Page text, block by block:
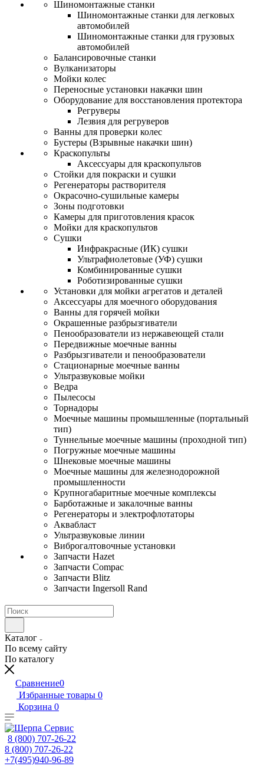
Шиномонтажные станки
Шиномонтажные станки для легковых
автомобилей
Шиномонтажные станки для грузовых
автомобилей
Балансировочные станки
Вулканизаторы
Мойки колес
Переносные установки накачки шин
Оборудование для восстановления протектора
Регруверы
Лезвия для регруверов
Ванны для проверки колес
Бустеры (Взрывные накачки шин)
Краскопульты
Аксессуары для краскопультов
Стойки для покраски и сушки
Регенераторы растворителя
Окрасочно-сушильные камеры
Зоны подготовки
Камеры для приготовления красок
Мойки для краскопультов
Сушки
Инфракрасные (ИК) сушки
Ультрафиолетовые (УФ) сушки
Комбинированные сушки
Роботизированные сушки
Установки для мойки агрегатов и деталей
Аксессуары для моечного оборудования
Ванны для горячей мойки
Окрашенные разбрызгиватели
Пенообразователи из нержавеющей стали
Передвижные моечные ванны
Разбрызгиватели и пенообразователи
Стационарные моечные ванны
Ультразвуковые мойки
Ведра
Пылесосы
Торнадоры
Моечные машины промышленные (портальный
тип)
Туннельные моечные машины (проходной тип)
Погружные моечные машины
Шнековые моечные машины
Моечные машины для железнодорожной
промышленности
Крупногабаритные моечные комплексы
Барботажные и закалочные ванны
Регенераторы и электрофлотаторы
Аквабласт
Ультразвуковые линии
Виброгалтовочные установки
Запчасти Hazet
Запчасти Compac
Запчасти Blitz
Запчасти Ingersoll Rand
Каталог
По всему сайту
По каталогу
Сравнение0
Избранные товары 0
Корзина 0
8 (800) 707-26-22
8 (800) 707-26-22
+7(495)940-96-89